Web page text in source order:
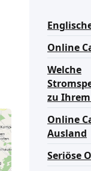
Online
Welche
zu
Online
Ausland
Seriöse